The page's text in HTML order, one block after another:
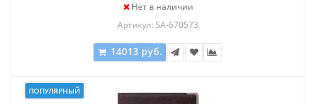
Нет в наличии
Артикул: SA-670573
14013 руб.
ПОПУЛЯРНЫЙ